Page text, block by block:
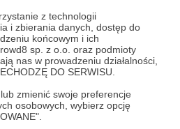
z technologii
i zbierania danych, dostęp do
końcowym i ich
sp. z o.o. oraz podmioty
nas w prowadzeniu działalności,
DO SERWISU.
zmienić swoje preferencje
osobowych, wybierz opcję
Regulaminserwisu oraz